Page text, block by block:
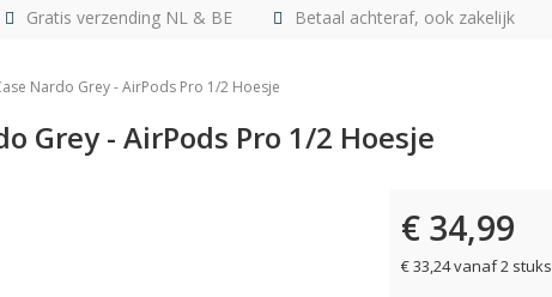
Gratis verzending NL & BE Betaal achteraf, ook zakelijk
Nardo Grey - AirPods Pro 1/2 Hoesje
Grey - AirPods Pro 1/2 Hoesje
€ 34,99
€ 33,24 vanaf 2 stuks